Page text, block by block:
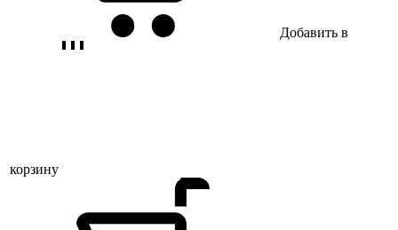
Добавить в
корзину